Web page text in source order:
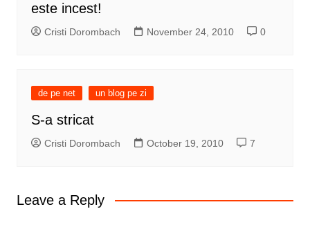
este incest!
Cristi Dorombach November 24, 2010 0
de pe net un blog pe zi
S-a stricat
Cristi Dorombach October 19, 2010 7
Leave a Reply